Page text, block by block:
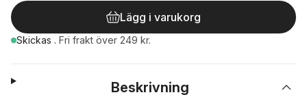
Lägg i varukorg
Skickas . Fri frakt över 249 kr.
Beskrivning